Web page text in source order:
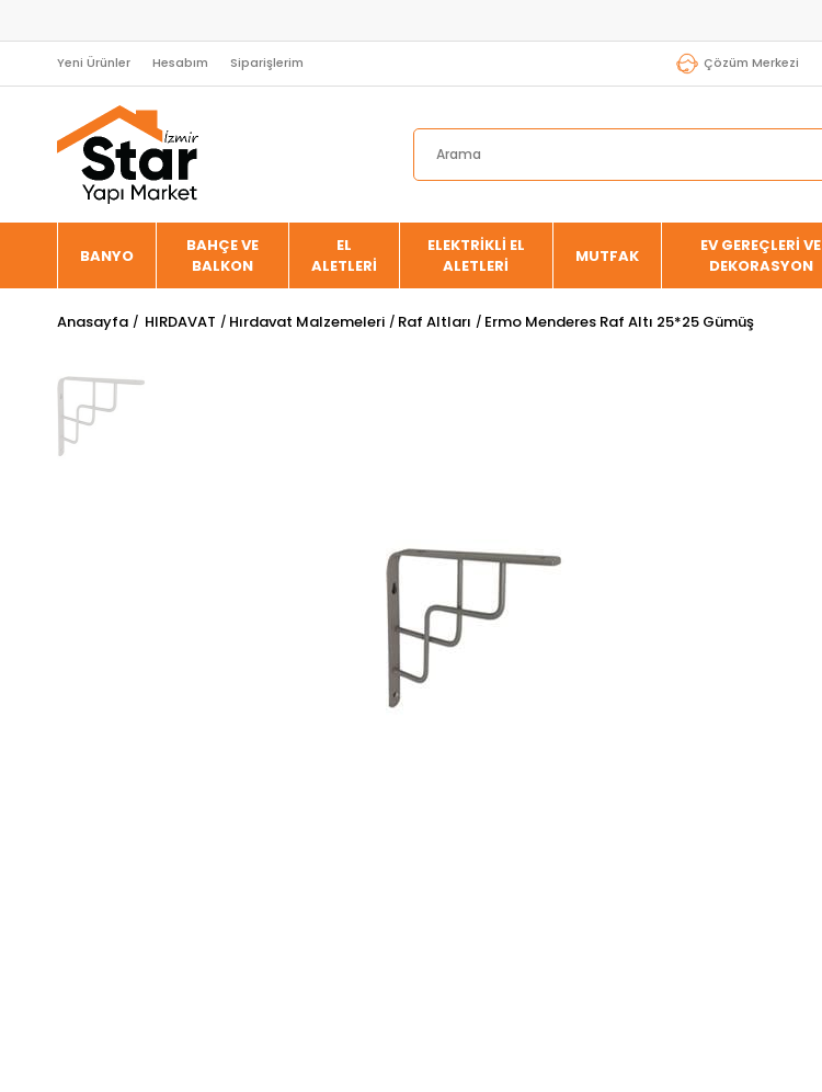
Yeni Ürünler Hesabım Siparişlerim Çözüm Merkezi
BANYO
BAHÇE VE
BALKON
EL
ALETLERİ
ELEKTRİKLİ EL
ALETLERİ
MUTFAK
EV GEREÇLERİ VE
DEKORASYON
Anasayfa HIRDAVAT Hırdavat Malzemeleri Raf Altları Ermo Menderes Raf Altı 25*25 Gümüş